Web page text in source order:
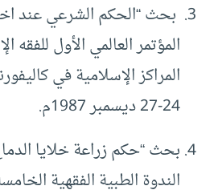
بحث “الحكم الشرعي عند
المؤتمر العالمي الأول
المراكز الإسلامية في
24-27 ديسمبر 1987م.
بحث “حكم زراعة خلايا
الندوة الطبية الفقهية